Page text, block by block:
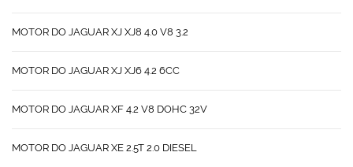
MOTOR DO JAGUAR XJ XJ8 4.0 V8 3.2
MOTOR DO JAGUAR XJ XJ6 4.2 6CC
MOTOR DO JAGUAR XF 4.2 V8 DOHC 32V
MOTOR DO JAGUAR XE 2.5T 2.0 DIESEL